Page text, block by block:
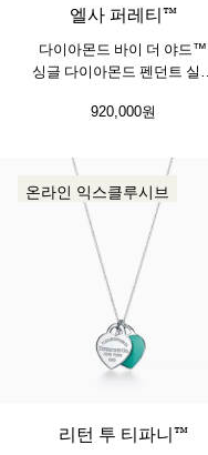
엘사 퍼레티™
다이아몬드 바이 더 야드™
싱글 다이아몬드 펜던트 실버
920,000원
온라인 익스클루시브
리턴 투 티파니™